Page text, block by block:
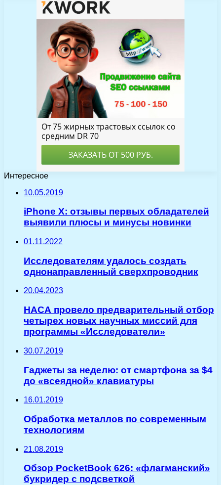
Интересное
10.05.2019
iPhone X: отзывы первых обладателей
выявили плюсы и минусы новинки
01.11.2022
Исследователям удалось создать
однонаправленный сверхпроводник
20.04.2023
НАСА провело предварительный отбор
четырех новых научных миссий для
программы «Исследователи»
30.07.2019
Гаджеты за неделю: от смартфона за $4
до «всеядной» клавиатуры
16.01.2019
Обработка металлов по современным
технологиям
21.08.2019
Обзор PocketBook 626: «флагманский»
букридер с подсветкой